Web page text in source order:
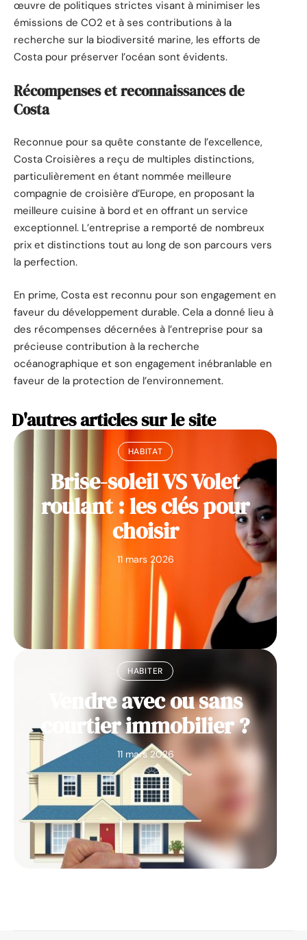
œuvre de politiques strictes visant à minimiser les
émissions de CO2 et à ses contributions à la
recherche sur la biodiversité marine, les efforts de
Costa pour préserver l’océan sont évidents.
Récompenses et reconnaissances de
Costa
Reconnue pour sa quête constante de l’excellence,
Costa Croisières a reçu de multiples distinctions,
particulièrement en étant nommée meilleure
compagnie de croisière d’Europe, en proposant la
meilleure cuisine à bord et en offrant un service
exceptionnel. L’entreprise a remporté de nombreux
prix et distinctions tout au long de son parcours vers
la perfection.
En prime, Costa est reconnu pour son engagement en
faveur du développement durable. Cela a donné lieu à
des récompenses décernées à l’entreprise pour sa
précieuse contribution à la recherche
océanographique et son engagement inébranlable en
faveur de la protection de l’environnement.
D'autres articles sur le site
HABITAT
Brise-soleil VS Volet
roulant : les clés pour
choisir
11 mars 2026
HABITER
Vendre avec ou sans
courtier immobilier ?
11 mars 2026